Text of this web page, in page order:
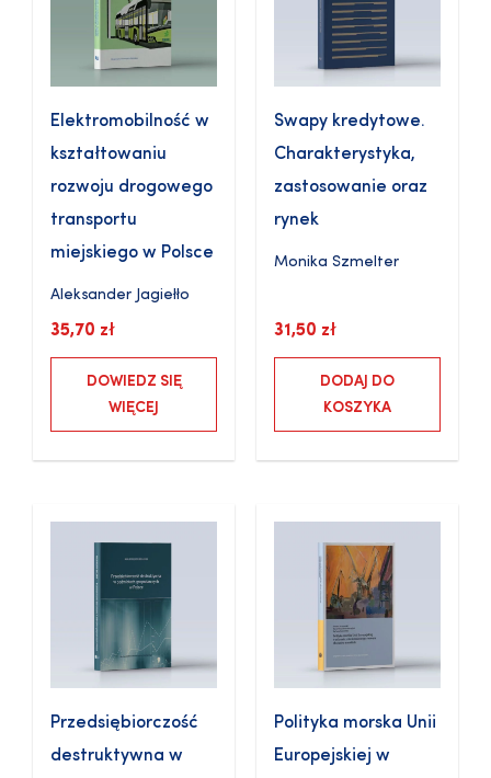
Elektromobilność w
kształtowaniu
rozwoju drogowego
transportu
miejskiego w Polsce
Aleksander Jagiełło
35,70 zł
DOWIEDZ SIĘ
WIĘCEJ
Swapy kredytowe.
Charakterystyka,
zastosowanie oraz
rynek
Monika Szmelter
31,50 zł
DODAJ DO
KOSZYKA
Przedsiębiorczość
destruktywna w
Polityka morska Unii
Europejskiej w